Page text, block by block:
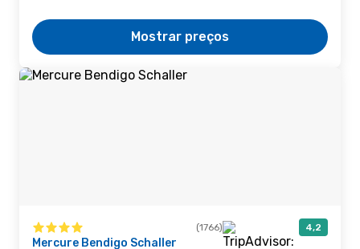
Mostrar preços
(1766) 4,2
Mercure Bendigo Schaller